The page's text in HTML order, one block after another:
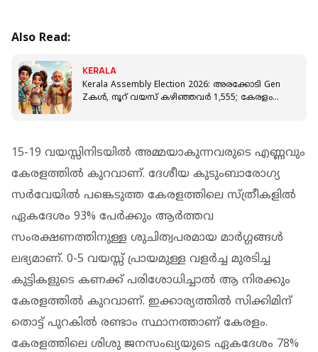
Also Read:
KERALA
Kerala Assembly Election 2026: അരക്കോടി Gen
Zകൾ, നൂറ് വയസ് കഴിഞ്ഞവര്‍ 1,555; കേരളം
15-19 വയസ്സിനിടയിൽ അമ്മയാകുന്നവരുടെ എണ്ണവും
കേരളത്തിൽ കുറവാണ്. ദേശീയ കുടുംബാരോഗ്യ
സർവേയിൽ പങ്കെടുത്ത കേരളത്തിലെ സ്ത്രീകളിൽ
ഏകദേശം 93% പേർക്കും ആർത്തവ
സംരക്ഷണത്തിനുള്ള ശുചിത്വപരമായ മാർഗ്ഗങ്ങൾ
ലഭ്യമാണ്. 0-5 വയസ്സ് പ്രായമുള്ള വളർച്ച മുരടിച്ച
കുട്ടികളുടെ കണക്ക് പരിശോധിച്ചാൽ ആ നിരക്കും
കേരളത്തിൽ കുറവാണ്. ഇക്കാര്യത്തിൽ സിക്കിമിന്
തൊട്ട് പുറകിൽ രണ്ടാം സ്ഥാനത്താണ് കേരളം.
കേരളത്തിലെ ശിശു ജനസംഖ്യയുടെ ഏകദേശം 78%